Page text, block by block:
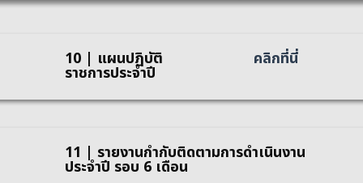
10 | แผนปฏิบัติ
ราชการประจำปี
คลิกที่นี่
11 | รายงานกำกับติดตามการดำเนินงาน
ประจำปี รอบ 6 เดือน